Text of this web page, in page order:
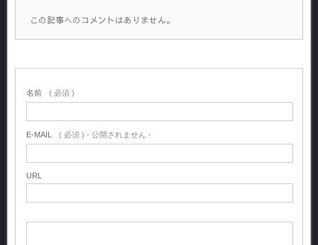
この記事へのコメントはありません。
名前 ( 必須 )
E-MAIL ( 必須 ) - 公開されません -
URL